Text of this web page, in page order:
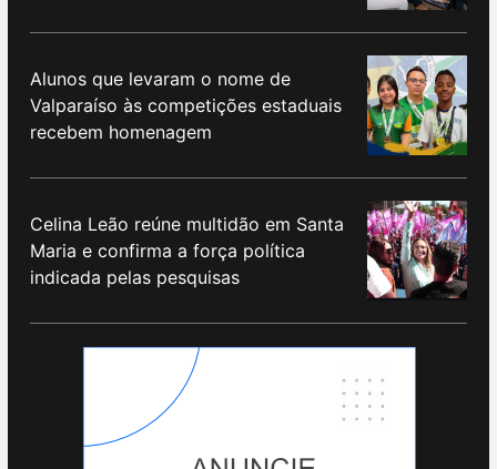
Alunos que levaram o nome de
Valparaíso às competições estaduais
recebem homenagem
Celina Leão reúne multidão em Santa
Maria e confirma a força política
indicada pelas pesquisas